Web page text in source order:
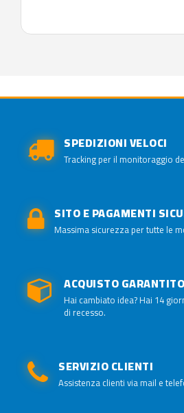
SPEDIZIONI VELOCI
Tracking per il monitoraggio
SITO E PAGAMENTI
Massima sicurezza per tutte le
ACQUISTO GARANTITO
Hai cambiato idea? Hai 14
di recesso.
SERVIZIO CLIENTI
Assistenza clienti via mail e